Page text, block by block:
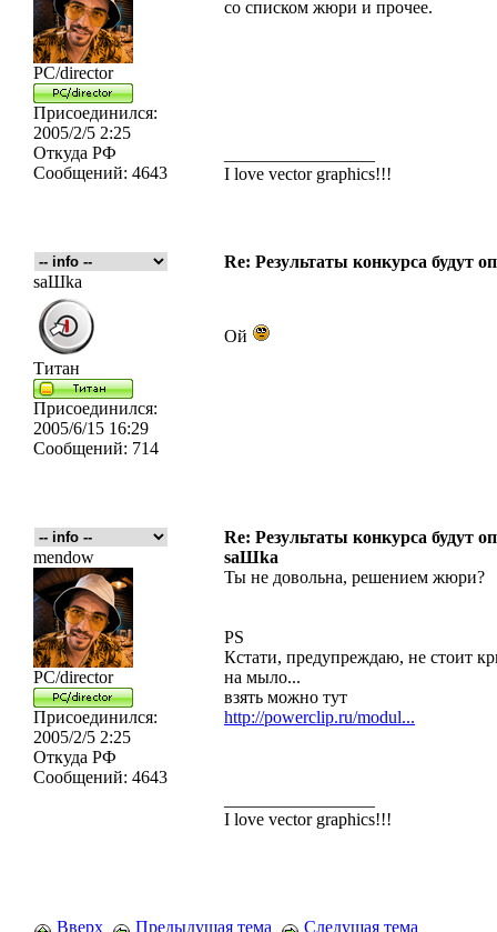
PC/director
Присоединился:
2005/2/5 2:25
Откуда РФ
Сообщений: 4643
со списком жюри и прочее.
I love vector graphics!!!
Re: Результаты конкурса будут
saШka
Титан
Присоединился:
2005/6/15 16:29
Сообщений: 714
Ой
Re: Результаты конкурса будут
mendow
PC/director
Присоединился:
2005/2/5 2:25
Откуда РФ
Сообщений: 4643
saШka
Ты не довольна, решением жюри?
PS
Кстати, предупреждаю, не стоит
на мыло...
взять можно тут
http://powerclip.ru/modul...
I love vector graphics!!!
Вверх Предыдущая тема Следущая тема